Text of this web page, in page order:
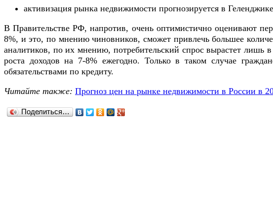
активизация рынка недвижимости прогнозируется в
В Правительстве РФ, напротив, очень оптимистично оценивают
8%, и это, по мнению чиновников, сможет привлечь большее
аналитиков, по их мнению, потребительский спрос вырастет лишь
роста доходов на 7-8% ежегодно. Только в таком случае
обязательствами по кредиту.
Читайте также: Прогноз цен на рынке недвижимости в России в
Поделиться…